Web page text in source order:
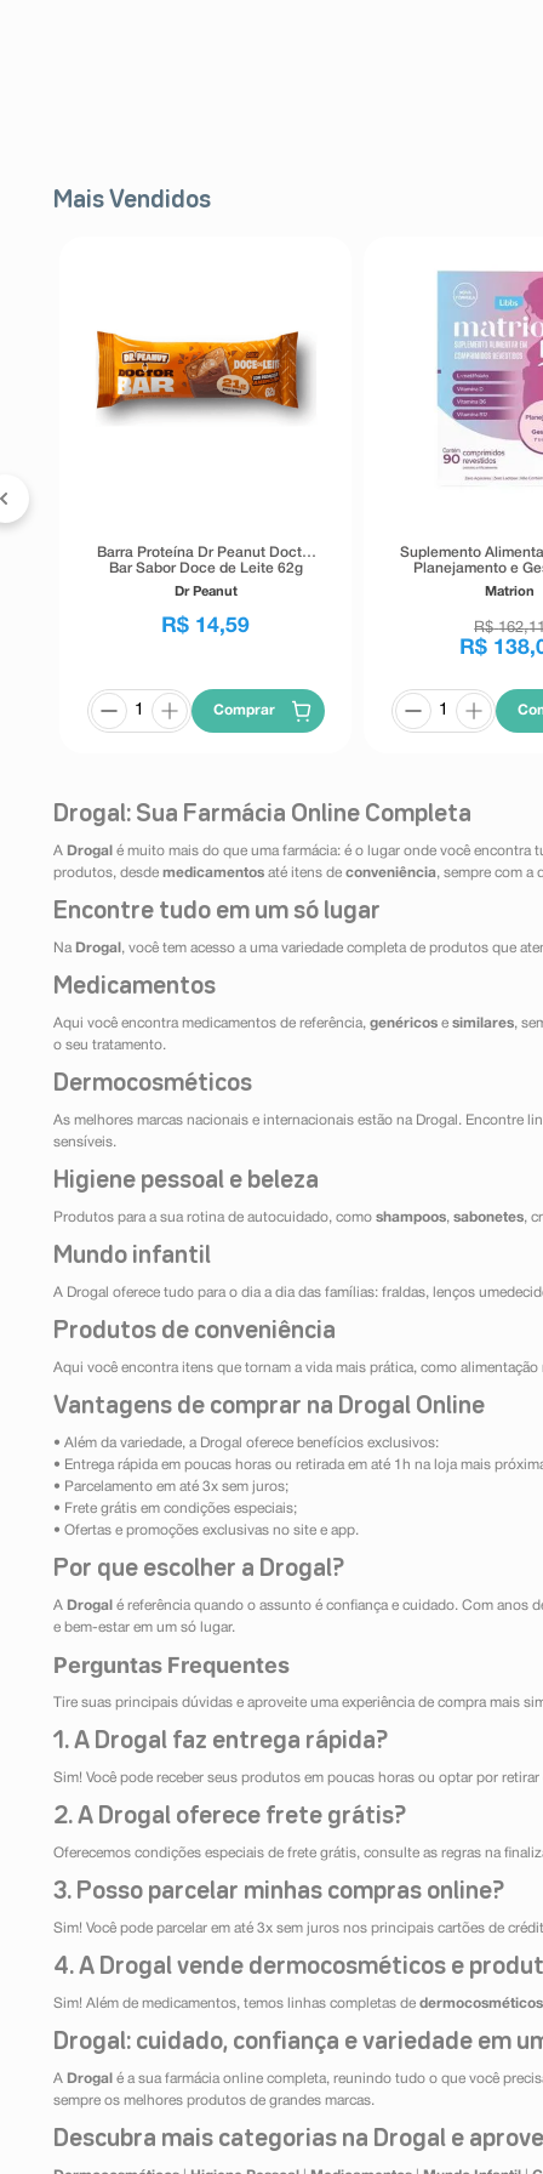
Mais Vendidos
Barra Proteína Dr Peanut Doctor
Bar Sabor Doce de Leite 62g
Dr Peanut
R$ 14,59
Comprar
Suplemento
Planejamento e
Trimestre 90
Revestidos
Matrion
R$ 162,
R$ 138,
Drogal: Sua Farmácia Online Completa
A Drogal é muito mais do que uma farmácia: é o lugar onde você encontra
produtos, desde medicamentos até itens de conveniência, sempre com a
Encontre tudo em um só lugar
Na Drogal , você tem acesso a uma variedade completa de produtos que
Medicamentos
Aqui você encontra medicamentos de referência, genéricos e similares,
o seu tratamento.
Dermocosméticos
As melhores marcas nacionais e internacionais estão na Drogal. Encontre
sensíveis.
Higiene pessoal e beleza
Produtos para a sua rotina de autocuidado, como shampoos, sabonetes,
Mundo infantil
A Drogal oferece tudo para o dia a dia das famílias: fraldas, lenços
Produtos de conveniência
Aqui você encontra itens que tornam a vida mais prática, como
Vantagens de comprar na Drogal Online
• Além da variedade, a Drogal oferece benefícios exclusivos:
• Entrega rápida em poucas horas ou retirada em até 1h na loja mais
• Parcelamento em até 3x sem juros;
• Frete grátis em condições especiais;
• Ofertas e promoções exclusivas no site e app.
Por que escolher a Drogal?
A Drogal é referência quando o assunto é confiança e cuidado. Com anos
e bem-estar em um só lugar.
Perguntas Frequentes
Tire suas principais dúvidas e aproveite uma experiência de compra mais
1. A Drogal faz entrega rápida?
Sim! Você pode receber seus produtos em poucas horas ou optar por
2. A Drogal oferece frete grátis?
Oferecemos condições especiais de frete grátis, consulte as regras na
3. Posso parcelar minhas compras online?
Sim! Você pode parcelar em até 3x sem juros nos principais cartões de
4. A Drogal vende dermocosméticos e
Sim! Além de medicamentos, temos linhas completas de dermocosméticos
Drogal: cuidado, confiança e variedade em
A Drogal é a sua farmácia online completa, reunindo tudo o que você
sempre os melhores produtos de grandes marcas.
Descubra mais categorias na Drogal e